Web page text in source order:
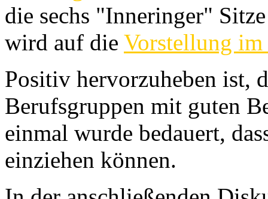
die sechs "Inneringer"
wird auf die Vorstellung
Positiv hervorzuheben ist,
Berufsgruppen mit guten
einmal wurde bedauert,
einziehen können.